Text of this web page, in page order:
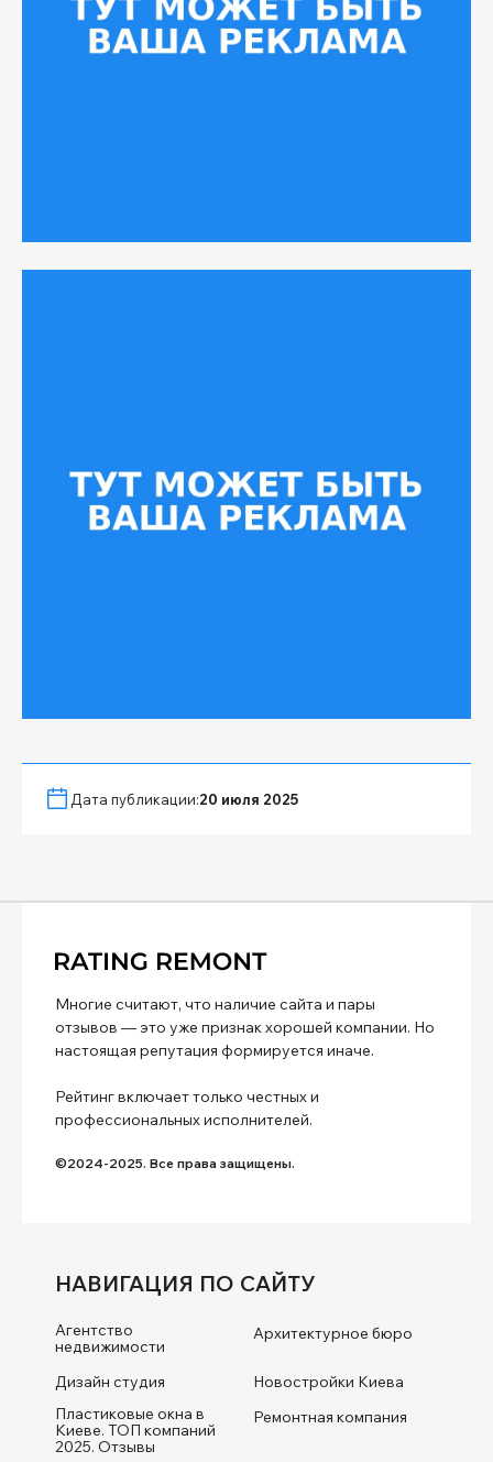
Дата публикации:20 июля 2025
Многие считают, что наличие сайта и пары
отзывов — это уже признак хорошей компании. Но
настоящая репутация формируется иначе.
Рейтинг включает только честных и
профессиональных исполнителей.
©2024-2025. Все права защищены.
НАВИГАЦИЯ ПО САЙТУ
Агентство
недвижимости
Архитектурное бюро
Дизайн студия
Новостройки Киева
Пластиковые окна в
Киеве. ТОП компаний
2025. Отзывы
Ремонтная компания